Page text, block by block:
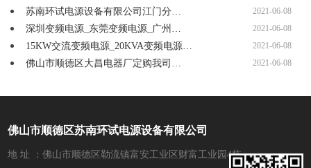
苏南环试电源设备有限公司江门分… 2021-06-08
深圳变频电源_东莞变频电源_广州… 2021-06-08
15KW交流变频电源_20KVA变频电源… 2021-06-08
佛山市顺德区大昌电器厂定购我司… 2021-06-08
佛山市顺德区苏南环试电源设备有限公司
地 址 ：佛山市顺德区勒流镇富安工业区财富工业园4栋